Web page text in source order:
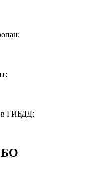
в ГИБДД;